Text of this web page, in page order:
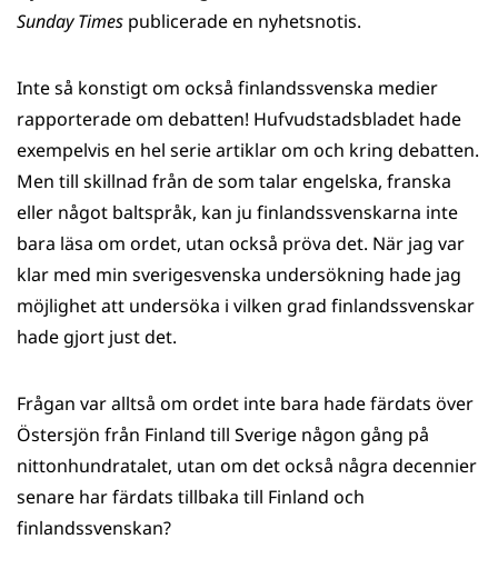
Sunday Times publicerade en nyhetsnotis.
Inte så konstigt om också finlandssvenska medier
rapporterade om debatten! Hufvudstadsbladet hade
exempelvis en hel serie artiklar om och kring debatten.
Men till skillnad från de som talar engelska, franska
eller något baltspråk, kan ju finlandssvenskarna inte
bara läsa om ordet, utan också pröva det. När jag var
klar med min sverigesvenska undersökning hade jag
möjlighet att undersöka i vilken grad finlandssvenskar
hade gjort just det.
Frågan var alltså om ordet inte bara hade färdats över
Östersjön från Finland till Sverige någon gång på
nittonhundratalet, utan om det också några decennier
senare har färdats tillbaka till Finland och
finlandssvenskan?